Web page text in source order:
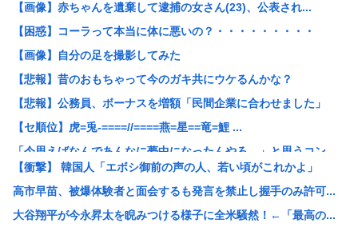
【画像】赤ちゃんを遺棄して逮捕の女さん(23)、公表され...
【困惑】コーラって本当に体に悪いの？・・・・・・・・・
【画像】自分の足を撮影してみた
【悲報】昔のおもちゃって今のガキ共にウケるんかな？
【悲報】公務員、ボーナスを増額「民間企業に合わせました」
【セ順位】虎=兎-====//====燕=星==竜=鯉 ...
「今思えばなんであんなに夢中になったんやろ…」と思うコン...
ワンピースの「世界に5種しかない飛行能力」ついに謎が判明...
【悲報】大阪で白昼堂々誘拐事件発生 www
国税 ギャンブル脱税パパ活etc..「こんなことでは国民...
【衝撃】 韓国人「エボシ御前の声の人、若い頃がこれかよ」
高市早苗、被爆体験者と面会するも発言を禁止し握手のみ許可...
大谷翔平が今永昇太を睨みつける様子に全米騒然！←「最高の...